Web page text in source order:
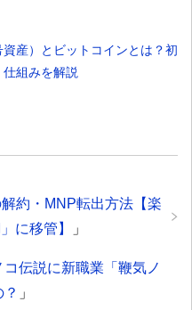
産）とビットコインとは？初
組みを解説
約・MNP転出方法【楽
に移管】
」
コ伝説に新職業「鞭気ノ
」